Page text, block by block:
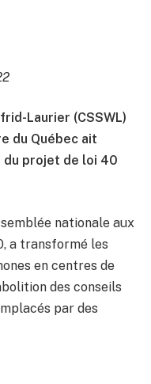
Laurier (CSSWL)
du Québec ait
projet de loi 40
nationale aux
a transformé les
en centres de
des conseils
par des